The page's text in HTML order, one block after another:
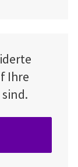
Ihre